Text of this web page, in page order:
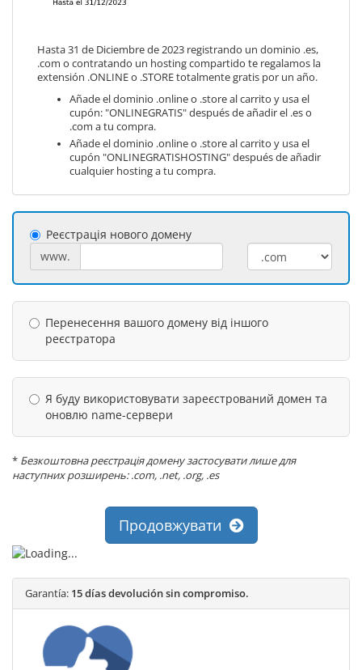
Hasta 31 de Diciembre de 2023 registrando un dominio .es,
.com o contratando un hosting compartido te regalamos la
extensión .ONLINE o .STORE totalmente gratis por un año.
Añade el dominio .online o .store al carrito y usa el
cupón: "ONLINEGRATIS" después de añadir el .es o
.com a tu compra.
Añade el dominio .online o .store al carrito y usa el
cupón "ONLINEGRATISHOSTING" después de añadir
cualquier hosting a tu compra.
Реєстрація нового домену
www.
Перенесення вашого домену від іншого
реєстратора
Я буду використовувати зареєстрований домен та
оновлю name-сервери
* Безкоштовна реєстрація домену застосувати лише для
наступних розширень: .com, .net, .org, .es
Продовжувати
Garantía: 15 días devolución sin compromiso.